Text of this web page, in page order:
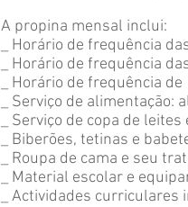
A propina mensal inclui:
_ Horário de frequência
_ Horário de frequência
_ Horário de frequência
_ Serviço de alimentação:
_ Serviço de copa de
_ Biberões, tetinas e
_ Roupa de cama e seu
_ Material escolar e
_ Actividades curriculares